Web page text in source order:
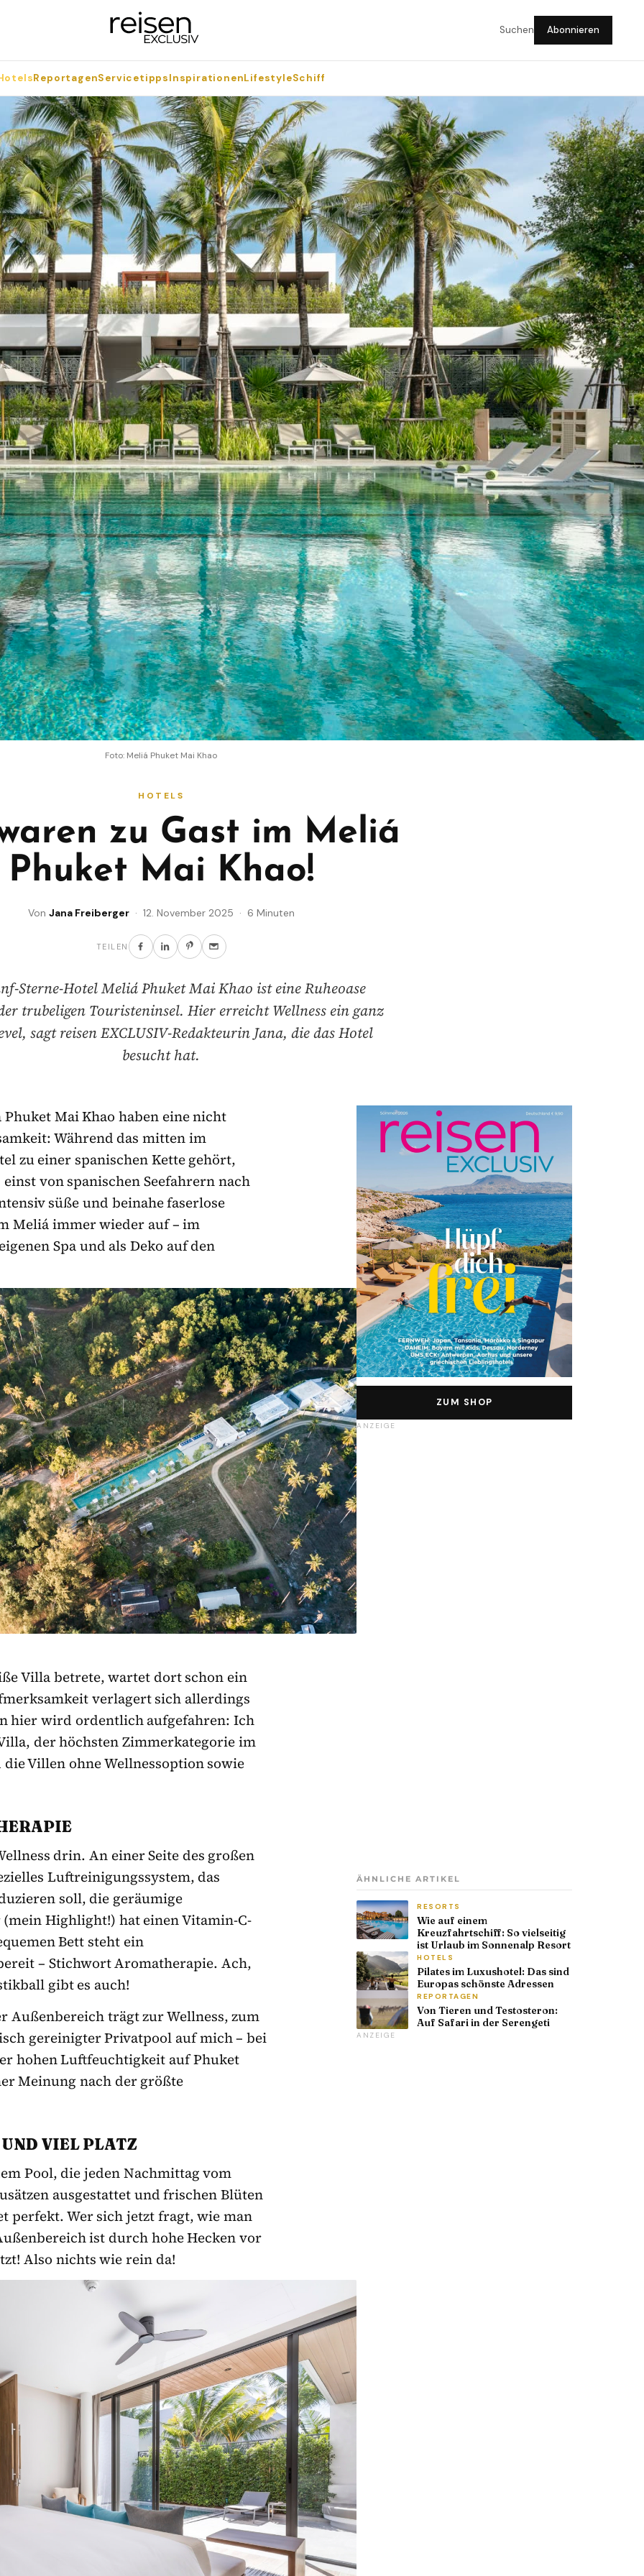
Suchen Abonnieren
ReportagenServicetippsInspirationenLifestyleSchiff
Foto: Meliá Phuket Mai Khao
HOTELS
zu Gast im Meliá
Phuket Mai Khao!
Von Jana Freiberger· 12. November 2025 · 6 Minuten
TEILEN
Sterne-Hotel Meliá Phuket Mai Khao ist eine Ruheoase
trubeligen Touristeninsel. Hier erreicht Wellness ein ganz
sagt reisen EXCLUSIV-Redakteurin Jana, die das Hotel
besucht hat.
Mai Khao haben eine nicht
Während das mitten im
zu einer spanischen Kette gehört,
von spanischen Seefahrern nach
süße und beinahe faserlose
Meliá immer wieder auf – im
Spa und als Deko auf den
Villa betrete, wartet dort schon ein
verlagert sich allerdings
hier wird ordentlich aufgefahren: Ich
der höchsten Zimmerkategorie im
Villen ohne Wellnessoption sowie
drin. An einer Seite des großen
Luftreinigungssystem, das
soll, die geräumige
Highlight!) hat einen Vitamin-C-
Bett steht ein
– Stichwort Aromatherapie. Ach,
gibt es auch!
Außenbereich trägt zur Wellness, zum
gereinigter Privatpool auf mich – bei
hohen Luftfeuchtigkeit auf Phuket
Meinung nach der größte
VIEL PLATZ
Pool, die jeden Nachmittag vom
ausgestattet und frischen Blüten
perfekt. Wer sich jetzt fragt, wie man
ist durch hohe Hecken vor
Also nichts wie rein da!
ZUM SHOP
ANZEIGE
ÄHNLICHE ARTIKEL
RESORTS
Wie auf einem
Kreuzfahrtschiff: So vielseitig
ist Urlaub im Sonnenalp Resort
HOTELS
Pilates im Luxushotel: Das sind
Europas schönste Adressen
REPORTAGEN
Von Tieren und Testosteron:
Auf Safari in der Serengeti
ANZEIGE